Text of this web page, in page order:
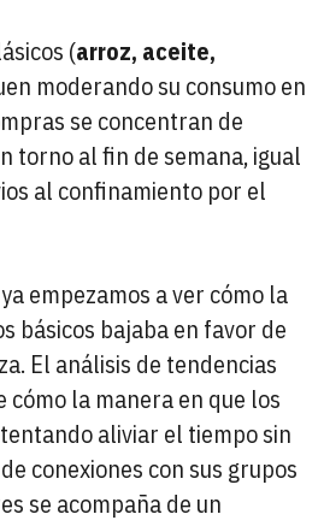
(arroz, aceite,
moderando su consumo en
se concentran de
torno al fin de semana, igual
al confinamiento por el
empezamos a ver cómo la
básicos bajaba en favor de
El análisis de tendencias
la manera en que los
aliviar el tiempo sin
conexiones con sus grupos
se acompaña de un